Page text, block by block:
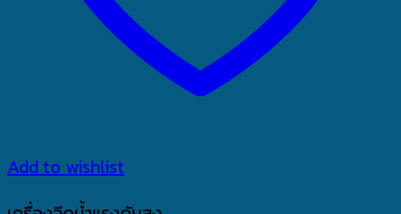
Add to wishlist